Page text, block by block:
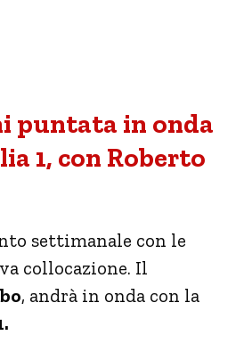
puntata in onda
1, con Roberto
settimanale con le
collocazione. Il
, andrà in onda con la